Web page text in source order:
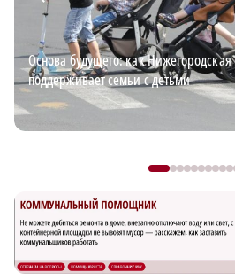
Основа будущего: как Нижегородская
поддерживает семьи с детьми